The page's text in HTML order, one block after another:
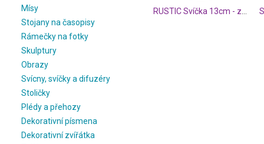
Mísy
Stojany na časopisy
Rámečky na fotky
Skulptury
Obrazy
Svícny, svíčky a difuzéry
Stoličky
Plédy a přehozy
Dekorativní písmena
Dekorativní zvířátka